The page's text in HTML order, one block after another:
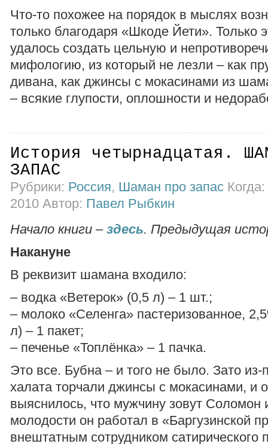
Что-то похожее на порядок в мыслях
только благодаря «Шкоде Йети». Только
удалось создать цельную и
мифологию, из который не лезли – как
дивана, как джинсы с мокасинами из
– всякие глупости, оплошности и
История четырнадцатая.
ЗАПАС
Рубрики: Россия, Шаман про запас
2010 Автор: Павел Рыбкин
Начало книги – здесь. Предыдущая
Накануне
В реквизит шамана входило:
– водка «Ветерок» (0,5 л) – 1 шт.;
– молоко «Селенга» пастеризованное,
л) – 1 пакет;
– печенье «Топлёнка» – 1 пачка.
Это все. Бубна – и того не было. Зато из-
халата торчали джинсы с мокасинами, и
выяснилось, что мужчину зовут Соломон
молодости он работал в «Баргузинской
внештатным сотрудником сатирического